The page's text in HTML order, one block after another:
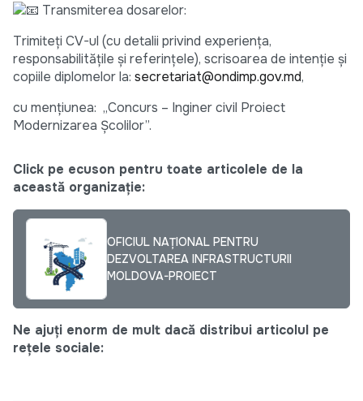
Transmiterea dosarelor:
Trimiteți CV-ul (cu detalii privind experiența,
responsabilitățile și referințele), scrisoarea de intenție și
copiile diplomelor la: secretariat@ondimp.gov.md,
cu mențiunea: „Concurs – Inginer civil Proiect
Modernizarea Școlilor”.
Click pe ecuson pentru toate articolele de la
această organizație:
OFICIUL NAȚIONAL PENTRU
DEZVOLTAREA INFRASTRUCTURII
MOLDOVA-PROIECT
Ne ajuți enorm de mult dacă distribui articolul pe
rețele sociale: